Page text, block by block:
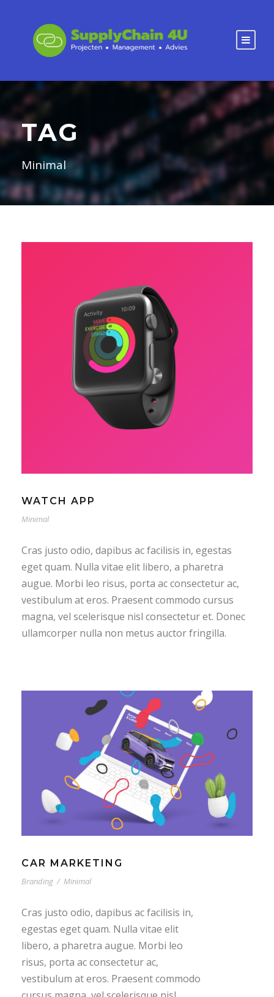
TAG
Minimal
WATCH APP
Minimal
Cras justo odio, dapibus ac facilisis in, egestas
eget quam. Nulla vitae elit libero, a pharetra
augue. Morbi leo risus, porta ac consectetur ac,
vestibulum at eros. Praesent commodo cursus
magna, vel scelerisque nisl consectetur et. Donec
ullamcorper nulla non metus auctor fringilla.
CAR MARKETING
Branding / Minimal
Cras justo odio, dapibus ac facilisis in,
egestas eget quam. Nulla vitae elit
libero, a pharetra augue. Morbi leo
risus, porta ac consectetur ac,
vestibulum at eros. Praesent commodo